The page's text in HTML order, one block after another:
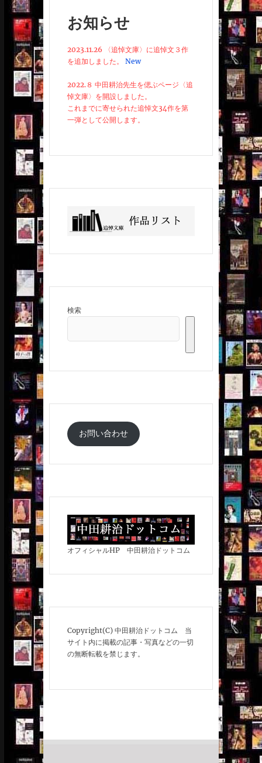
お知らせ
2023.11.26 〈追悼文庫〉に追悼文３作
を追加しました。
New
2022.８ 中田耕治先生を偲ぶページ〈追
悼文庫〉を開設しました。
これまでに寄せられた追悼文34作を第
一弾として公開します。
検索
お問い合わせ
オフィシャルHP 中田耕治ドットコム
Copyright(C) 中田耕治ドットコム 当
サイト内に掲載の記事・写真などの一切
の無断転載を禁じます。